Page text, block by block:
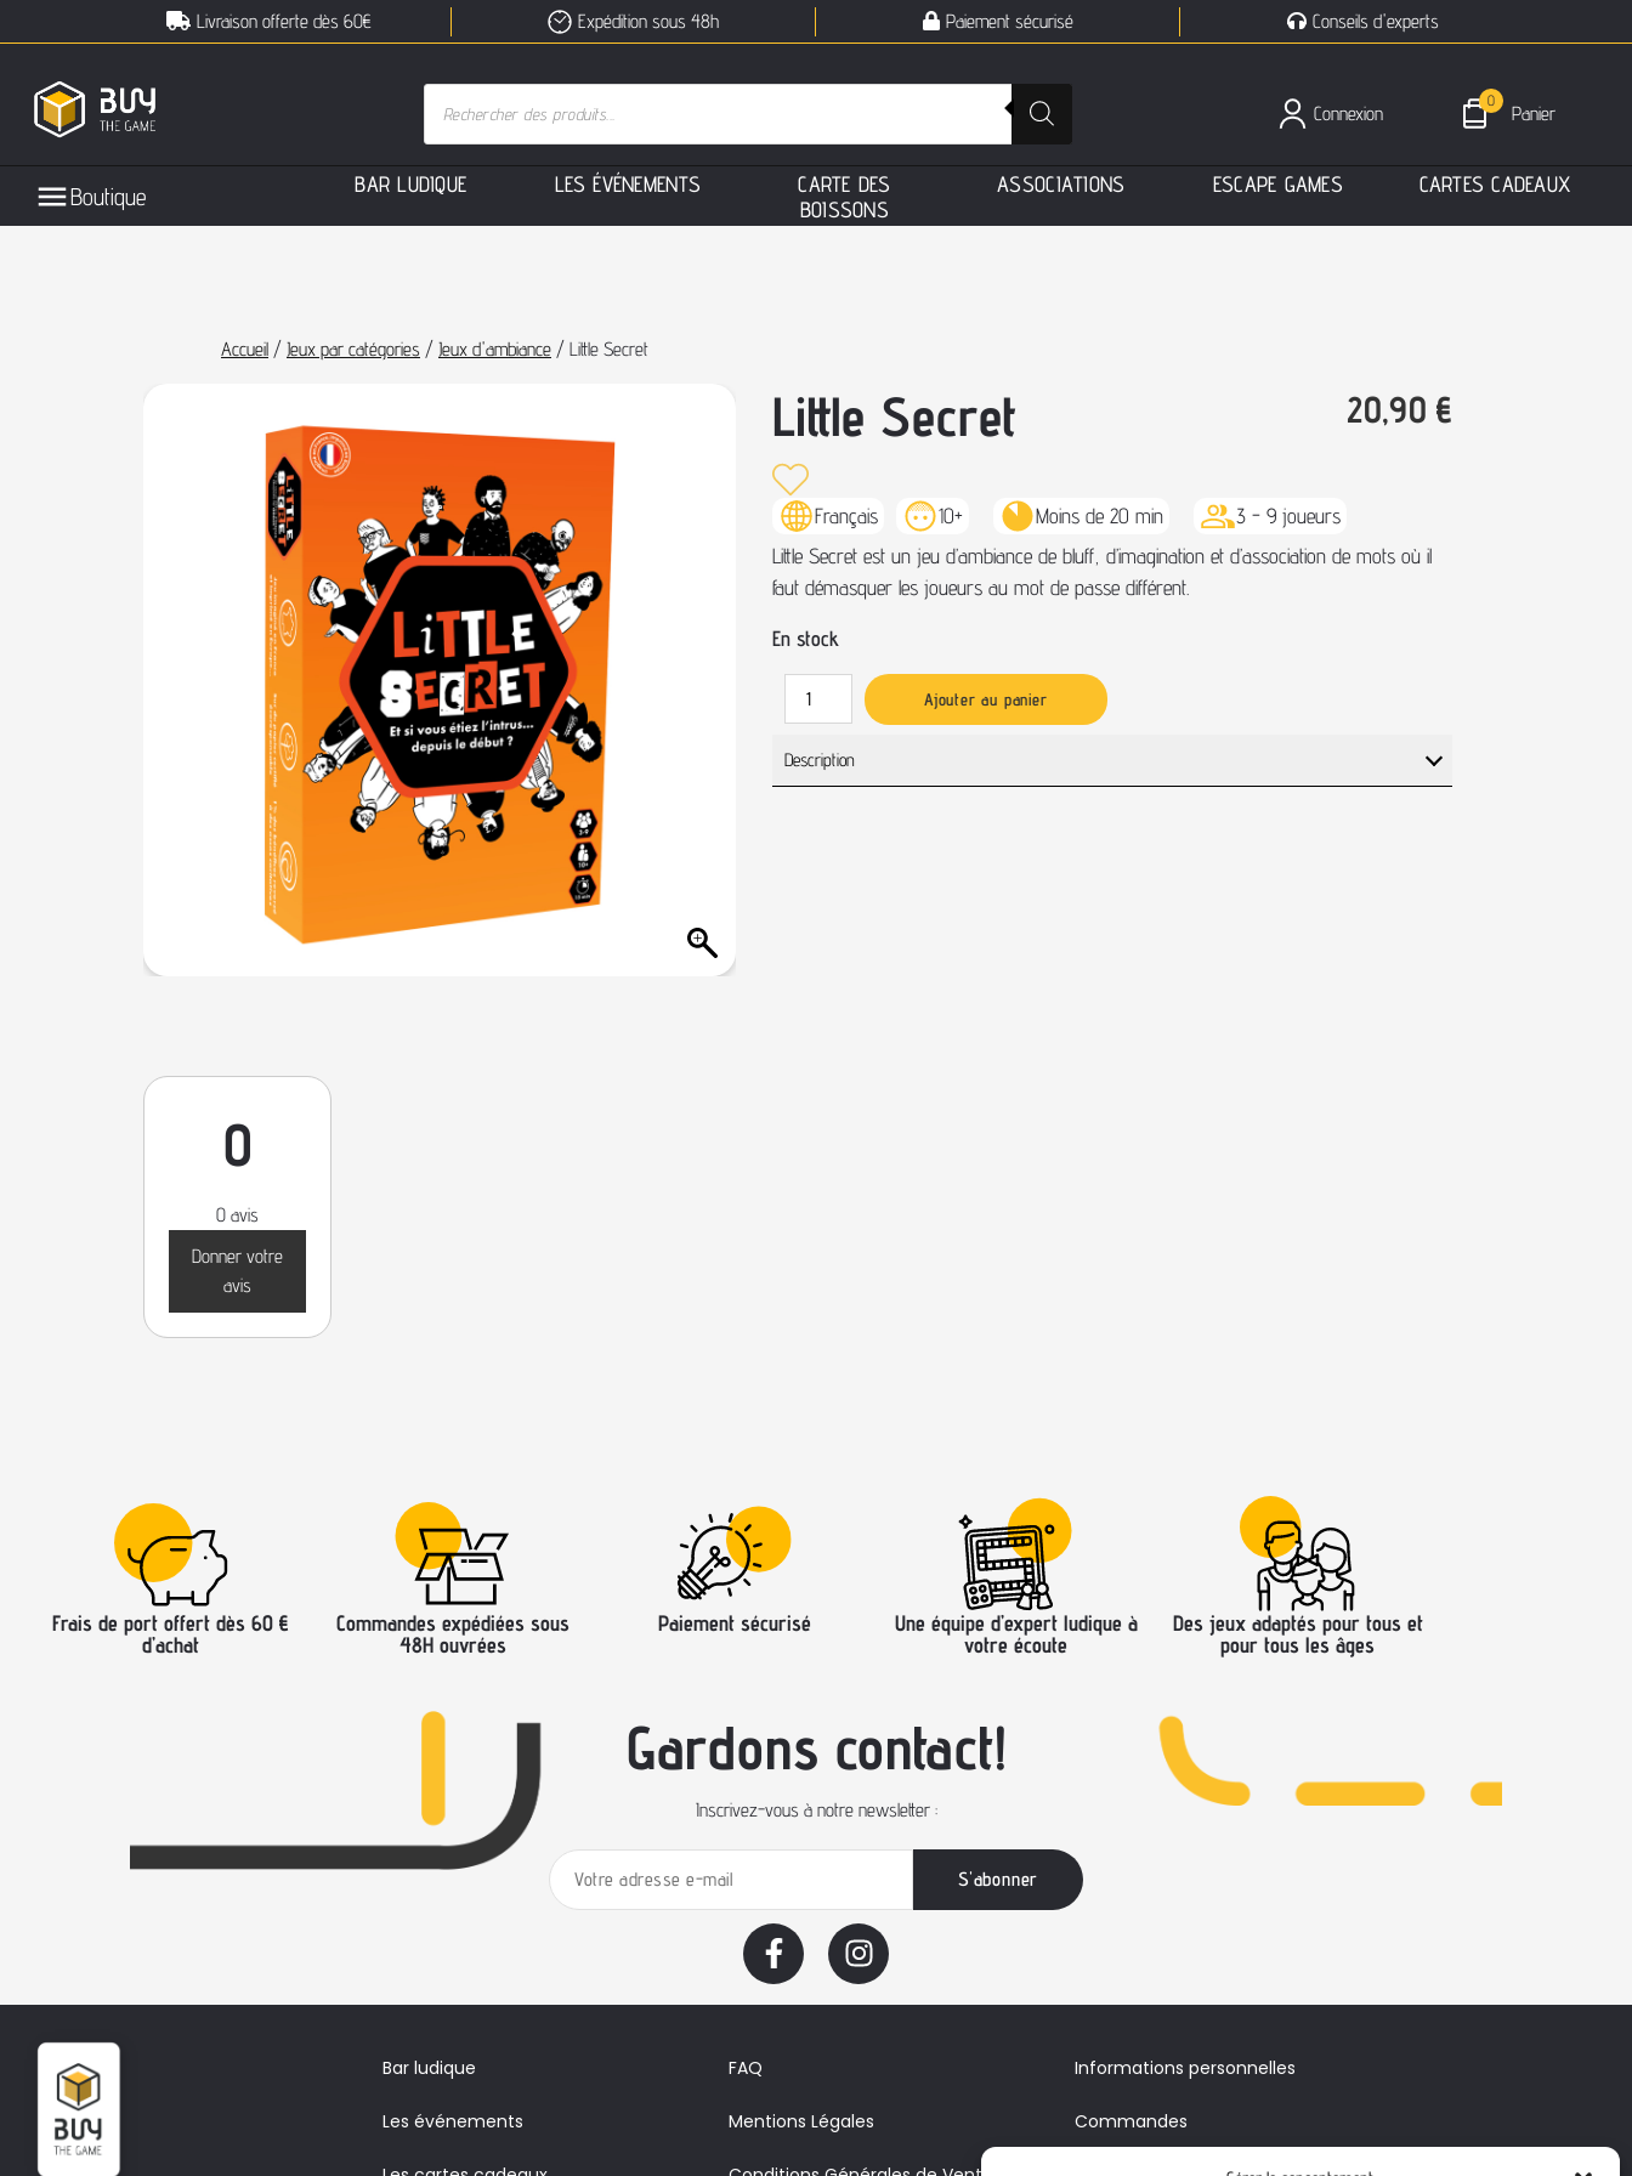
Livraison offerte dès 60€ Expédition sous 48h Paiement sécurisé Conseils d'experts
0
Panier
Connexion
Boutique BAR LUDIQUE LES ÉVÉNEMENTS CARTE DES
BOISSONS
ASSOCIATIONS ESCAPE GAMES CARTES CADEAUX
Accueil / Jeux par catégories / Jeux d'ambiance / Little Secret
Little Secret 20,90 €
Français 10+ Moins de 20 min
3 - 9 joueurs
Little Secret est un jeu d’ambiance de bluff, d’imagination et d’association de mots où il
faut démasquer les joueurs au mot de passe différent.
En stock
Ajouter au panier
Description
0
0 avis
Donner votre
avis
Frais de port offert dès 60 €
d’achat
Commandes expédiées sous
48H ouvrées
Paiement sécurisé
Une équipe d’expert ludique à
votre écoute
Des jeux adaptés pour tous et
pour tous les âges
Gardons contact!
Inscrivez-vous à notre newsletter :
Bar ludique
Les événements
FAQ
Mentions Légales
Informations personnelles
Commandes